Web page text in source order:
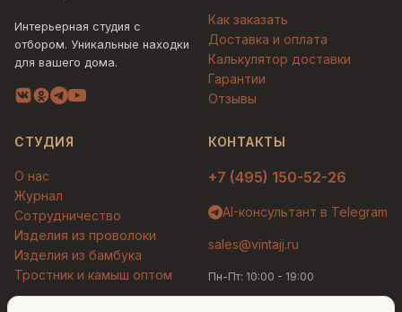
Интерьерная студия с
отбором. Уникальные находки
для вашего дома.
Как заказать
Доставка и оплата
Калькулятор доставки
Гарантии
Отзывы
СТУДИЯ
О нас
Журнал
Сотрудничество
Изделия из проволоки
Изделия из бамбука
Тростник и камыш оптом
КОНТАКТЫ
+7 (495) 150-52-26
AI-консультант в Telegram
sales@vintajj.ru
Пн-Пт: 10:00 - 19:00
Людмила